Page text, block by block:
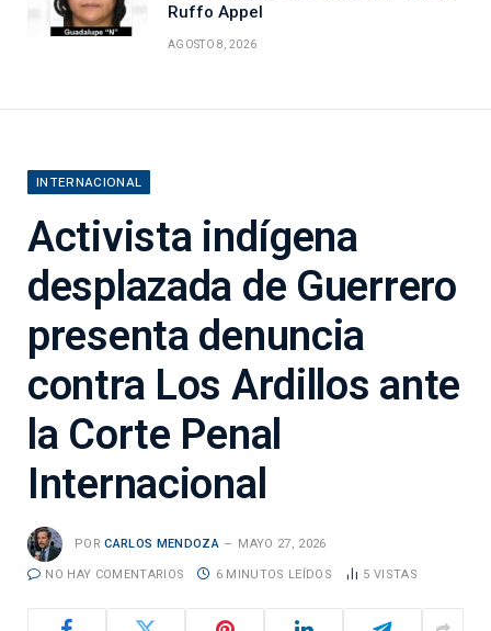
Ruffo Appel
AGOSTO 8, 2026
INTERNACIONAL
Activista indígena
desplazada de Guerrero
presenta denuncia
contra Los Ardillos ante
la Corte Penal
Internacional
POR CARLOS MENDOZA MAYO 27, 2026
NO HAY COMENTARIOS 6 MINUTOS LEÍDOS 5 VISTAS